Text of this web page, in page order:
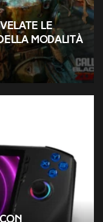
le
modalità